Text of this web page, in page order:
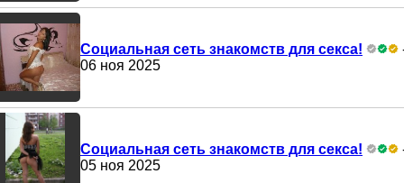
Социальная сеть знакомств для секса!
06 ноя 2025
Социальная сеть знакомств для секса!
05 ноя 2025